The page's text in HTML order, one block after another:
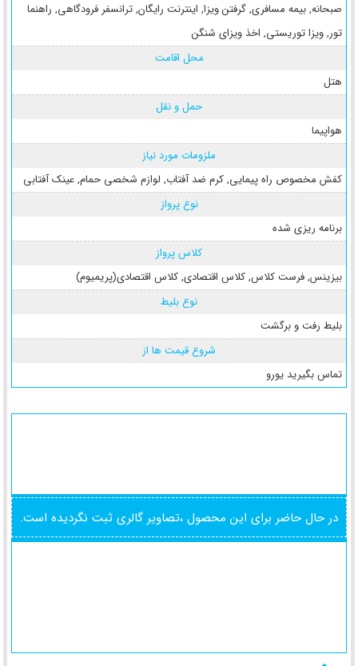
صبحانه, بیمه مسافری, گرفتن ویزا, اینترنت رایگان, ترانسفر فرودگاهی, راهنما
تور, ویزا توریستی, اخذ ویزای شنگن
محل اقامت
هتل
حمل و نقل
هواپیما
ملزومات مورد نیاز
کفش مخصوص راه پیمایی, کرم ضد آفتاب, لوازم شخصی حمام, عینک آفتابی
نوع پرواز
برنامه ریزی شده
کلاس پرواز
بیزینس, فرست کلاس, کلاس اقتصادی, کلاس اقتصادی(پریمیوم)
نوع بلیط
بلیط رفت و برگشت
شروع قیمت ها از
تماس بگیرید یورو
در حال حاضر برای این محصول ،تصاویر گالری ثبت نگردیده است.